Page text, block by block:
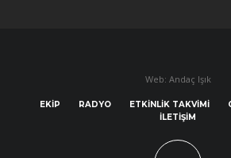
Web: Andaç Işık
EKIP RADYO ETKINLIK TAKVIMI
İLETIŞIM